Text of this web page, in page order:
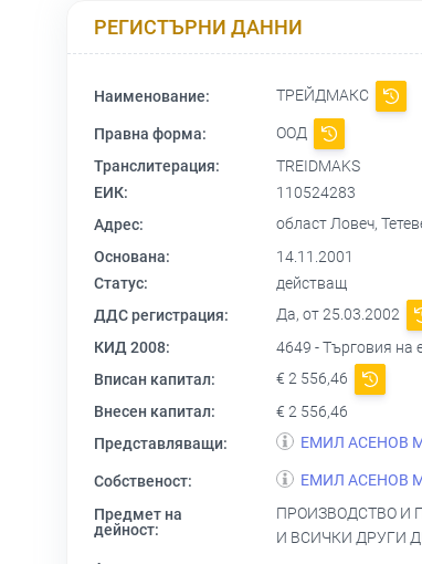
РЕГИСТЪРНИ ДАННИ
Наименование: ТРЕЙДМАКС
Правна форма:
ООД
Транслитерация:
TREIDMAKS
ЕИК:
110524283
Адрес:
област Ловеч,
Основана:
14.11.2001
Статус:
действащ
ДДС регистрация:
Да, от 25.03.2002
КИД 2008:
4649 - Търговия на
Вписан капитал:
€ 2 556,46
Внесен капитал:
€ 2 556,46
Представляващи:
ЕМИЛ АСЕНОВ
Собственост: ЕМИЛ АСЕНОВ
Предмет на
дейност:
ПРОИЗВОДСТВО И
И ВСИЧКИ ДРУГИ